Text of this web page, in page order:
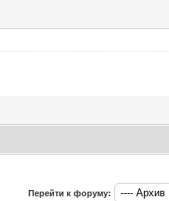
Перейти к форуму: